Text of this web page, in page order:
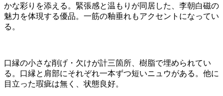
かな彩りを添える。緊張感と温もりが同居した、李朝白磁の
魅力を体現する優品。一筋の釉垂れもアクセントになってい
る。
口縁の小さな削げ・欠けが計三箇所、樹脂で埋められてい
る。口縁と肩部にそれぞれ一本ずつ短いニュウがある。他に
目立った瑕疵は無く、状態良好。